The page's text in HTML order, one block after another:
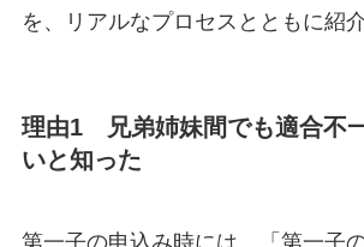
を、リアルなプロセスとともに紹
理由1 兄弟姉妹間でも適合不
いと知った